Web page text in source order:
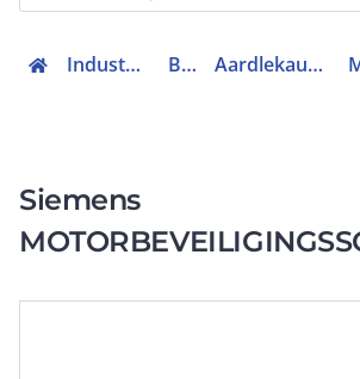
Industriele componenten Beveiliging Aardlekautomaten en schakelaars
Siemens